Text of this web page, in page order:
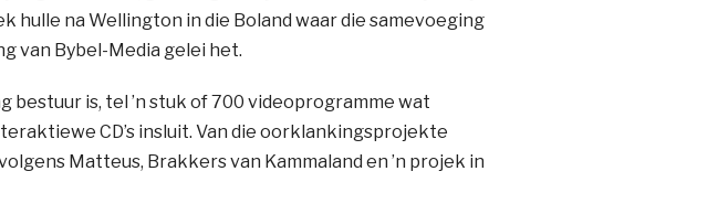
hulle na Wellington in die Boland waar die samevoeging
van Bybel-Media gelei het.
is, tel ’n stuk of 700 videoprogramme wat
CD’s insluit. Van die oorklankingsprojekte
Matteus, Brakkers van Kammaland en ’n projek in